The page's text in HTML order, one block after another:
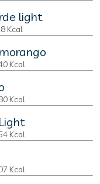
light
Kcal
Kcal
Kcal
Kcal
Kcal